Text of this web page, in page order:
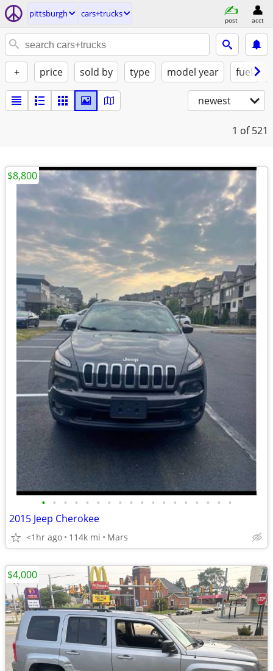
pittsburgh cars+trucks
post acct
+ price sold by type model year fuel
newest
1 of 521
• • • • • • • • • • • • • • • • • •
2015 Jeep Cherokee
<1hr ago 114k mi Mars
$8,800
$4,000